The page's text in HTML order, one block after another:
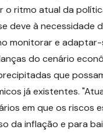
o ritmo atual da
deve à necessidade
monitorar e adaptar-
do cenário
que
já existentes.
em que os riscos
da inflação e para